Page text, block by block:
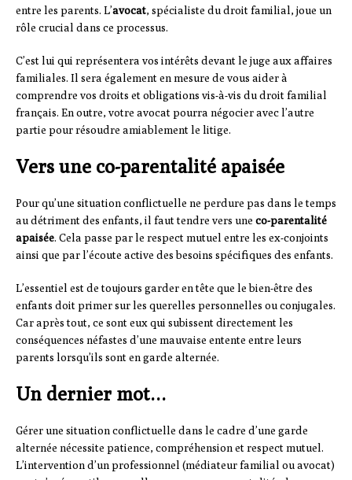
entre les parents. L’avocat, spécialiste du droit familial, joue un
rôle crucial dans ce processus.
C’est lui qui représentera vos intérêts devant le juge aux affaires
familiales. Il sera également en mesure de vous aider à
comprendre vos droits et obligations vis-à-vis du droit familial
français. En outre, votre avocat pourra négocier avec l’autre
partie pour résoudre amiablement le litige.
Vers une co-parentalité apaisée
Pour qu’une situation conflictuelle ne perdure pas dans le temps
au détriment des enfants, il faut tendre vers une co-parentalité
apaisée. Cela passe par le respect mutuel entre les ex-conjoints
ainsi que par l’écoute active des besoins spécifiques des enfants.
L’essentiel est de toujours garder en tête que le bien-être des
enfants doit primer sur les querelles personnelles ou conjugales.
Car après tout, ce sont eux qui subissent directement les
conséquences néfastes d’une mauvaise entente entre leurs
parents lorsqu’ils sont en garde alternée.
Un dernier mot…
Gérer une situation conflictuelle dans le cadre d’une garde
alternée nécessite patience, compréhension et respect mutuel.
L’intervention d’un professionnel (médiateur familial ou avocat)